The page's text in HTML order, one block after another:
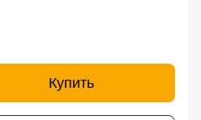
Купить